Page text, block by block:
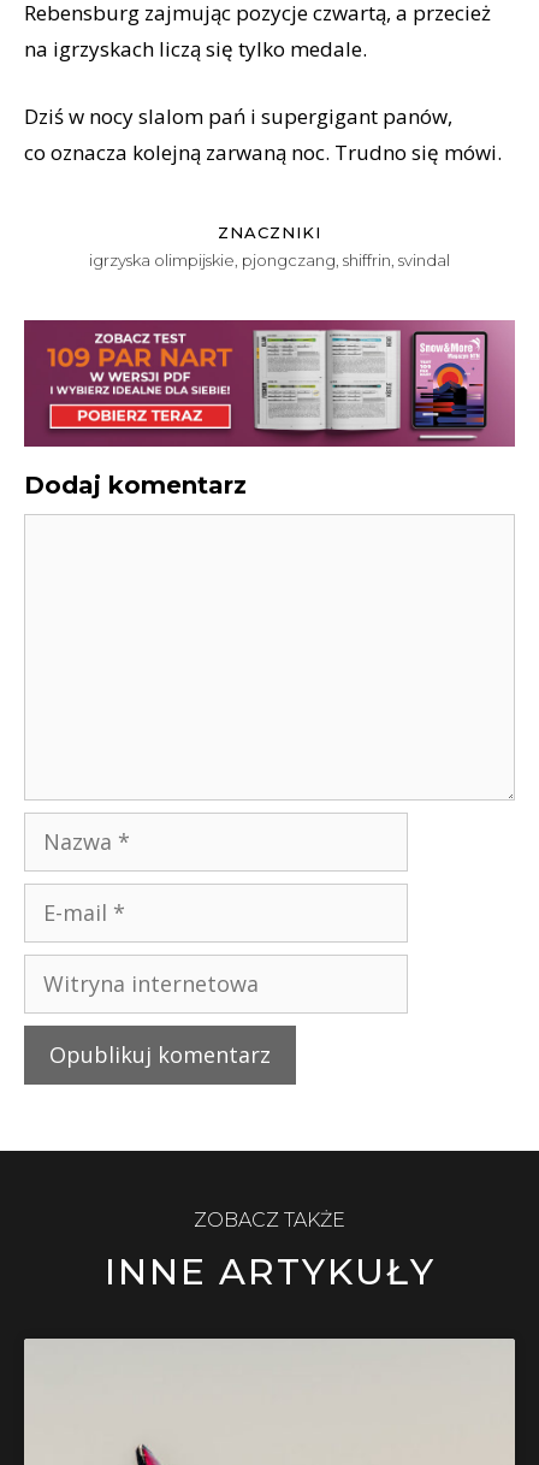
Rebensburg zajmując pozycje czwartą, a przecież
na igrzyskach liczą się tylko medale.
Dziś w nocy slalom pań i supergigant panów,
co oznacza kolejną zarwaną noc. Trudno się mówi.
ZNACZNIKI
igrzyska olimpijskie pjongczang shiffrin svindal
Dodaj komentarz
ZOBACZ TAKŻE
INNE ARTYKUŁY